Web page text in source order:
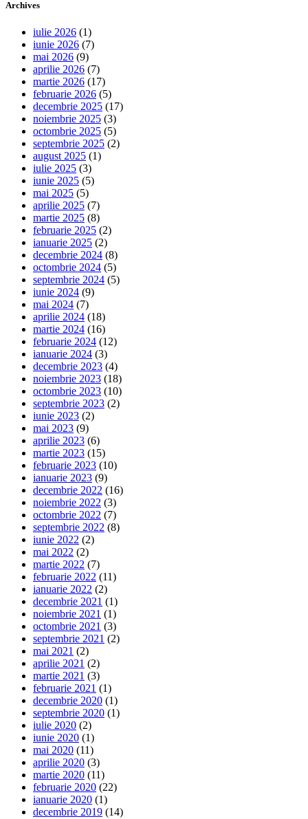
Archives
iulie 2026 (1)
iunie 2026 (7)
mai 2026 (9)
aprilie 2026 (7)
martie 2026 (17)
februarie 2026 (5)
decembrie 2025 (17)
noiembrie 2025 (3)
octombrie 2025 (5)
septembrie 2025 (2)
august 2025 (1)
iulie 2025 (3)
iunie 2025 (5)
mai 2025 (5)
aprilie 2025 (7)
martie 2025 (8)
februarie 2025 (2)
ianuarie 2025 (2)
decembrie 2024 (8)
octombrie 2024 (5)
septembrie 2024 (5)
iunie 2024 (9)
mai 2024 (7)
aprilie 2024 (18)
martie 2024 (16)
februarie 2024 (12)
ianuarie 2024 (3)
decembrie 2023 (4)
noiembrie 2023 (18)
octombrie 2023 (10)
septembrie 2023 (2)
iunie 2023 (2)
mai 2023 (9)
aprilie 2023 (6)
martie 2023 (15)
februarie 2023 (10)
ianuarie 2023 (9)
decembrie 2022 (16)
noiembrie 2022 (3)
octombrie 2022 (7)
septembrie 2022 (8)
iunie 2022 (2)
mai 2022 (2)
martie 2022 (7)
februarie 2022 (11)
ianuarie 2022 (2)
decembrie 2021 (1)
noiembrie 2021 (1)
octombrie 2021 (3)
septembrie 2021 (2)
mai 2021 (2)
aprilie 2021 (2)
martie 2021 (3)
februarie 2021 (1)
decembrie 2020 (1)
septembrie 2020 (1)
iulie 2020 (2)
iunie 2020 (1)
mai 2020 (11)
aprilie 2020 (3)
martie 2020 (11)
februarie 2020 (22)
ianuarie 2020 (1)
decembrie 2019 (14)